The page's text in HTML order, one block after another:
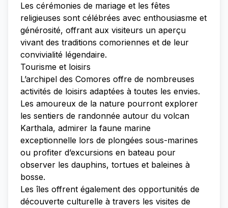
Les cérémonies de mariage et les fêtes
religieuses sont célébrées avec enthousiasme et
générosité, offrant aux visiteurs un aperçu
vivant des traditions comoriennes et de leur
convivialité légendaire.
Tourisme et loisirs
L’archipel des Comores offre de nombreuses
activités de loisirs adaptées à toutes les envies.
Les amoureux de la nature pourront explorer
les sentiers de randonnée autour du volcan
Karthala, admirer la faune marine
exceptionnelle lors de plongées sous-marines
ou profiter d’excursions en bateau pour
observer les dauphins, tortues et baleines à
bosse.
Les îles offrent également des opportunités de
découverte culturelle à travers les visites de